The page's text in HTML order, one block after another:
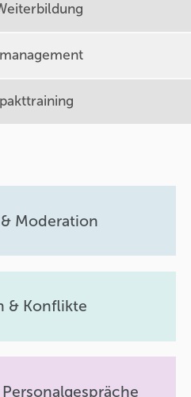
Moderation
& Konflikte